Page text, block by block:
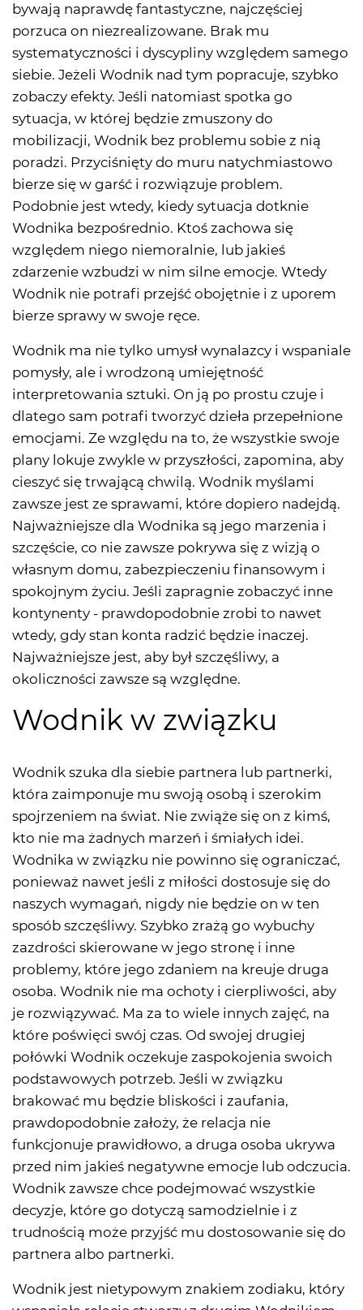
bywają naprawdę fantastyczne, najczęściej
porzuca on niezrealizowane. Brak mu
systematyczności i dyscypliny względem samego
siebie. Jeżeli Wodnik nad tym popracuje, szybko
zobaczy efekty. Jeśli natomiast spotka go
sytuacja, w której będzie zmuszony do
mobilizacji, Wodnik bez problemu sobie z nią
poradzi. Przyciśnięty do muru natychmiastowo
bierze się w garść i rozwiązuje problem.
Podobnie jest wtedy, kiedy sytuacja dotknie
Wodnika bezpośrednio. Ktoś zachowa się
względem niego niemoralnie, lub jakieś
zdarzenie wzbudzi w nim silne emocje. Wtedy
Wodnik nie potrafi przejść obojętnie i z uporem
bierze sprawy w swoje ręce.
Wodnik ma nie tylko umysł wynalazcy i wspaniale
pomysły, ale i wrodzoną umiejętność
interpretowania sztuki. On ją po prostu czuje i
dlatego sam potrafi tworzyć dzieła przepełnione
emocjami. Ze względu na to, że wszystkie swoje
plany lokuje zwykle w przyszłości, zapomina, aby
cieszyć się trwającą chwilą. Wodnik myślami
zawsze jest ze sprawami, które dopiero nadejdą.
Najważniejsze dla Wodnika są jego marzenia i
szczęście, co nie zawsze pokrywa się z wizją o
własnym domu, zabezpieczeniu finansowym i
spokojnym życiu. Jeśli zapragnie zobaczyć inne
kontynenty - prawdopodobnie zrobi to nawet
wtedy, gdy stan konta radzić będzie inaczej.
Najważniejsze jest, aby był szczęśliwy, a
okoliczności zawsze są względne.
Wodnik w związku
Wodnik szuka dla siebie partnera lub partnerki,
która zaimponuje mu swoją osobą i szerokim
spojrzeniem na świat. Nie zwiąże się on z kimś,
kto nie ma żadnych marzeń i śmiałych idei.
Wodnika w związku nie powinno się ograniczać,
ponieważ nawet jeśli z miłości dostosuje się do
naszych wymagań, nigdy nie będzie on w ten
sposób szczęśliwy. Szybko zrażą go wybuchy
zazdrości skierowane w jego stronę i inne
problemy, które jego zdaniem na kreuje druga
osoba. Wodnik nie ma ochoty i cierpliwości, aby
je rozwiązywać. Ma za to wiele innych zajęć, na
które poświęci swój czas. Od swojej drugiej
połówki Wodnik oczekuje zaspokojenia swoich
podstawowych potrzeb. Jeśli w związku
brakować mu będzie bliskości i zaufania,
prawdopodobnie założy, że relacja nie
funkcjonuje prawidłowo, a druga osoba ukrywa
przed nim jakieś negatywne emocje lub odczucia.
Wodnik zawsze chce podejmować wszystkie
decyzje, które go dotyczą samodzielnie i z
trudnością może przyjść mu dostosowanie się do
partnera albo partnerki.
Wodnik jest nietypowym znakiem zodiaku, który